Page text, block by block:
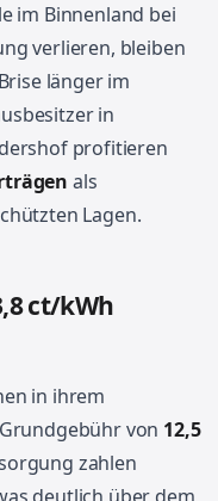
im Binnenland bei
verlieren, bleiben
länger im
in
profitieren
als
Lagen.
ct/kWh
in ihrem
von 12,5
zahlen